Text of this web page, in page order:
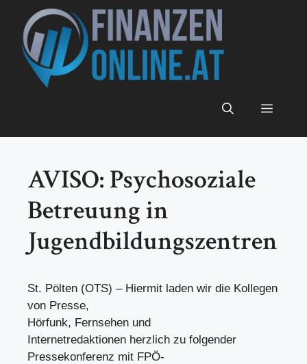
Inhalt
springen
Menü
AVISO: Psychosoziale
Betreuung in
Jugendbildungszentren
St. Pölten (OTS) – Hiermit laden wir die Kollegen
von Presse,
Hörfunk, Fernsehen und
Internetredaktionen herzlich zu folgender
Pressekonferenz mit FPÖ-